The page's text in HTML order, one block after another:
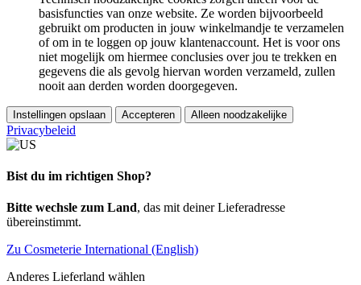
basisfuncties van onze website. Ze worden bijvoorbeeld
gebruikt om producten in jouw winkelmandje te verzamelen
of om in te loggen op jouw klantenaccount. Het is voor ons
niet mogelijk om hiermee conclusies over jou te trekken en
gegevens die als gevolg hiervan worden verzameld, zullen
nooit aan derden worden doorgegeven.
Instellingen opslaan Accepteren Alleen noodzakelijke
Privacybeleid
Bist du im richtigen Shop?
Bitte wechsle zum Land, das mit deiner Lieferadresse
übereinstimmt.
Zu Cosmeterie International (English)
Anderes Lieferland wählen